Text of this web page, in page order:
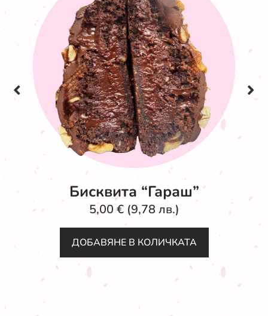
Бисквита “Гараш”
5,00 €(9,78 лв.)
ДОБАВЯНЕ В КОЛИЧКАТА